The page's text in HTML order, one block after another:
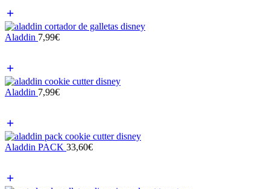
Aladdin 7,99€
Aladdin 7,99€
Aladdin PACK 33,60€